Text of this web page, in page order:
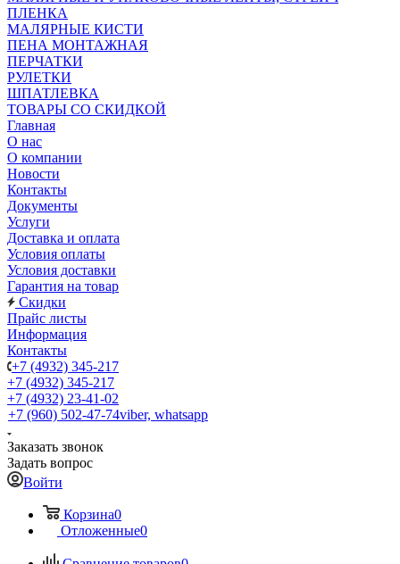
ПЛЕНКА
МАЛЯРНЫЕ КИСТИ
ПЕНА МОНТАЖНАЯ
ПЕРЧАТКИ
РУЛЕТКИ
ШПАТЛЕВКА
ТОВАРЫ СО СКИДКОЙ
Главная
О нас
О компании
Новости
Контакты
Документы
Услуги
Доставка и оплата
Условия оплаты
Условия доставки
Гарантия на товар
Скидки
Прайс листы
Информация
Контакты
+7 (4932) 345-217
+7 (4932) 345-217
+7 (4932) 23-41-02
+7 (960) 502-47-74viber, whatsapp
Заказать звонок
Задать вопрос
Войти
Корзина0
Отложенные0